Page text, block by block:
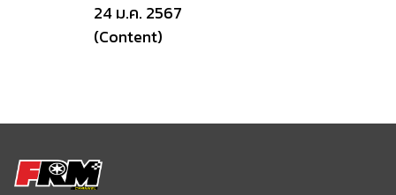
24 ม.ค. 2567
(Content)